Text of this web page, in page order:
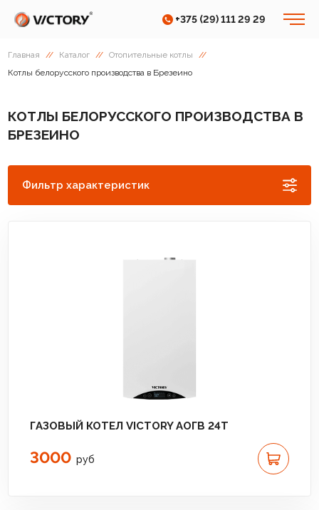
+375 (29) 111 29 29
Главная // Каталог // Отопительные котлы
//
Котлы белорусского производства в Брезеино
КОТЛЫ БЕЛОРУССКОГО ПРОИЗВОДСТВА В
БРЕЗЕИНО
Фильтр характеристик
ГАЗОВЫЙ КОТЕЛ VICTORY АОГВ 24T
3000 руб